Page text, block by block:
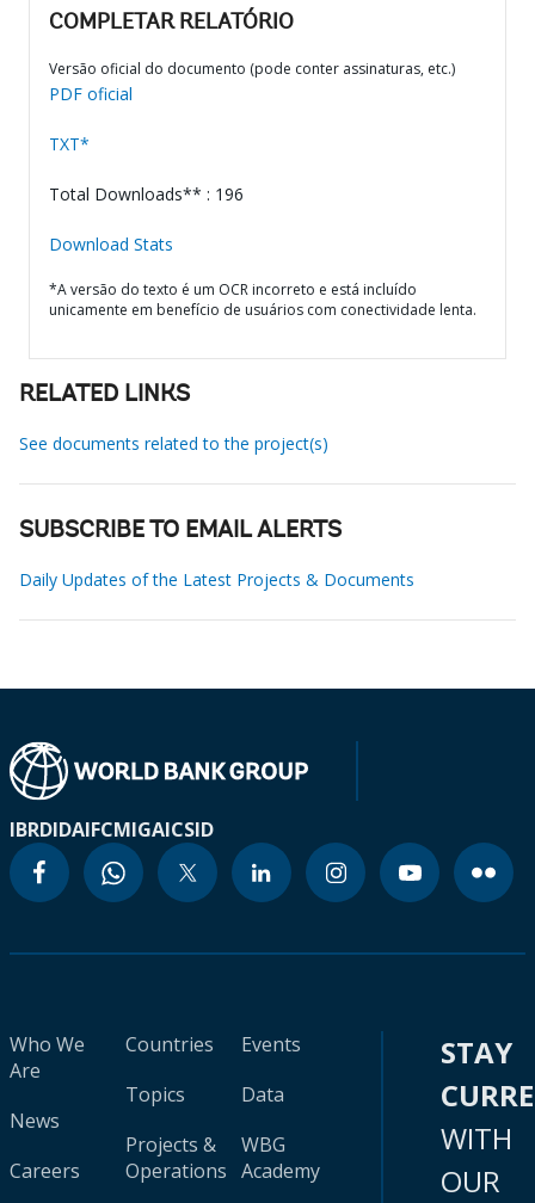
COMPLETAR RELATÓRIO
Versão oficial do documento (pode conter assinaturas, etc.)
PDF oficial
TXT*
Total Downloads** : 196
Download Stats
*A versão do texto é um OCR incorreto e está incluído
unicamente em benefício de usuários com conectividade lenta.
RELATED LINKS
See documents related to the project(s)
SUBSCRIBE TO EMAIL ALERTS
Daily Updates of the Latest Projects & Documents
IBRDIDAIFCMIGAICSID
Who We
Are
News
Careers
Countries
Topics
Projects &
Operations
Events
Data
WBG
Academy
STAY
WITH
OUR